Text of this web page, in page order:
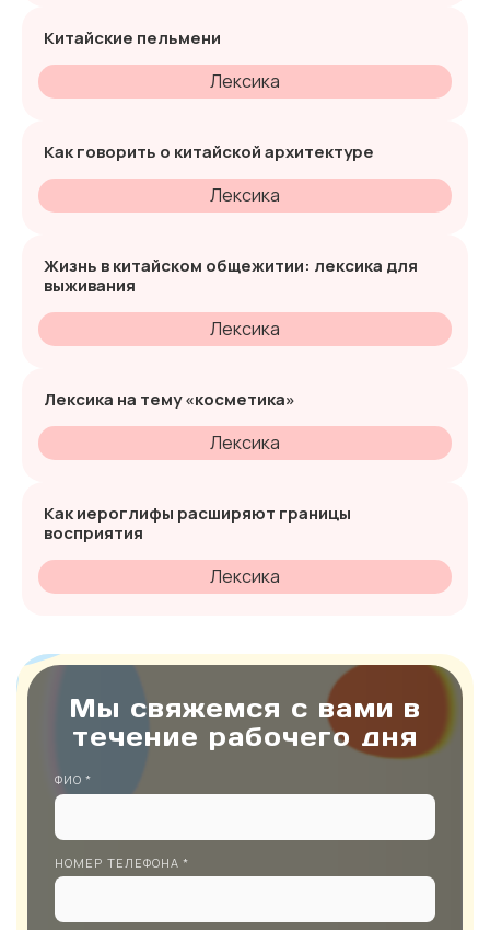
Китайские пельмени
Лексика
Как говорить о китайской архитектуре
Лексика
Жизнь в китайском общежитии: лексика для
выживания
Лексика
Лексика на тему «косметика»
Лексика
Как иероглифы расширяют границы
восприятия
Лексика
Мы свяжемся с вами в
течение рабочего дня
ФИО *
НОМЕР ТЕЛЕФОНА *